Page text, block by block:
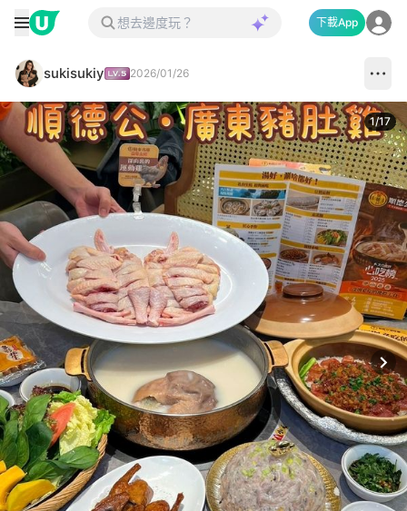
下載App
sukisukiy 2026/01/26
1/17